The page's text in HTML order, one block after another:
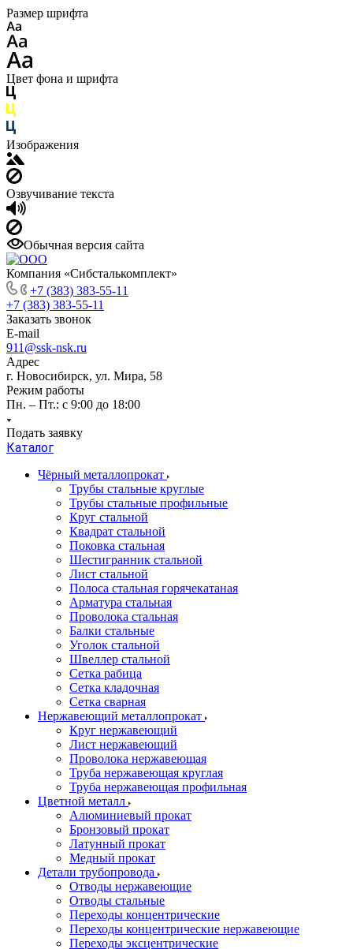
Размер шрифта
Цвет фона и шрифта
Изображения
Озвучивание текста
Обычная версия сайта
Компания «Сибсталькомплект»
+7 (383) 383-55-11
+7 (383) 383-55-11
Заказать звонок
E-mail
911@ssk-nsk.ru
Адрес
г. Новосибирск, ул. Мира, 58
Режим работы
Пн. – Пт.: с 9:00 до 18:00
Подать заявку
Каталог
Чёрный металлопрокат
Трубы стальные круглые
Трубы стальные профильные
Круг стальной
Квадрат стальной
Поковка стальная
Шестигранник стальной
Лист стальной
Полоса стальная горячекатаная
Арматура стальная
Проволока стальная
Балки стальные
Уголок стальной
Швеллер стальной
Сетка рабица
Сетка кладочная
Сетка сварная
Нержавеющий металлопрокат
Круг нержавеющий
Лист нержавеющий
Проволока нержавеющая
Труба нержавеющая круглая
Труба нержавеющая профильная
Цветной металл
Алюминиевый прокат
Бронзовый прокат
Латунный прокат
Медный прокат
Детали трубопровода
Отводы нержавеющие
Отводы стальные
Переходы концентрические
Переходы концентрические нержавеющие
Переходы эксцентрические